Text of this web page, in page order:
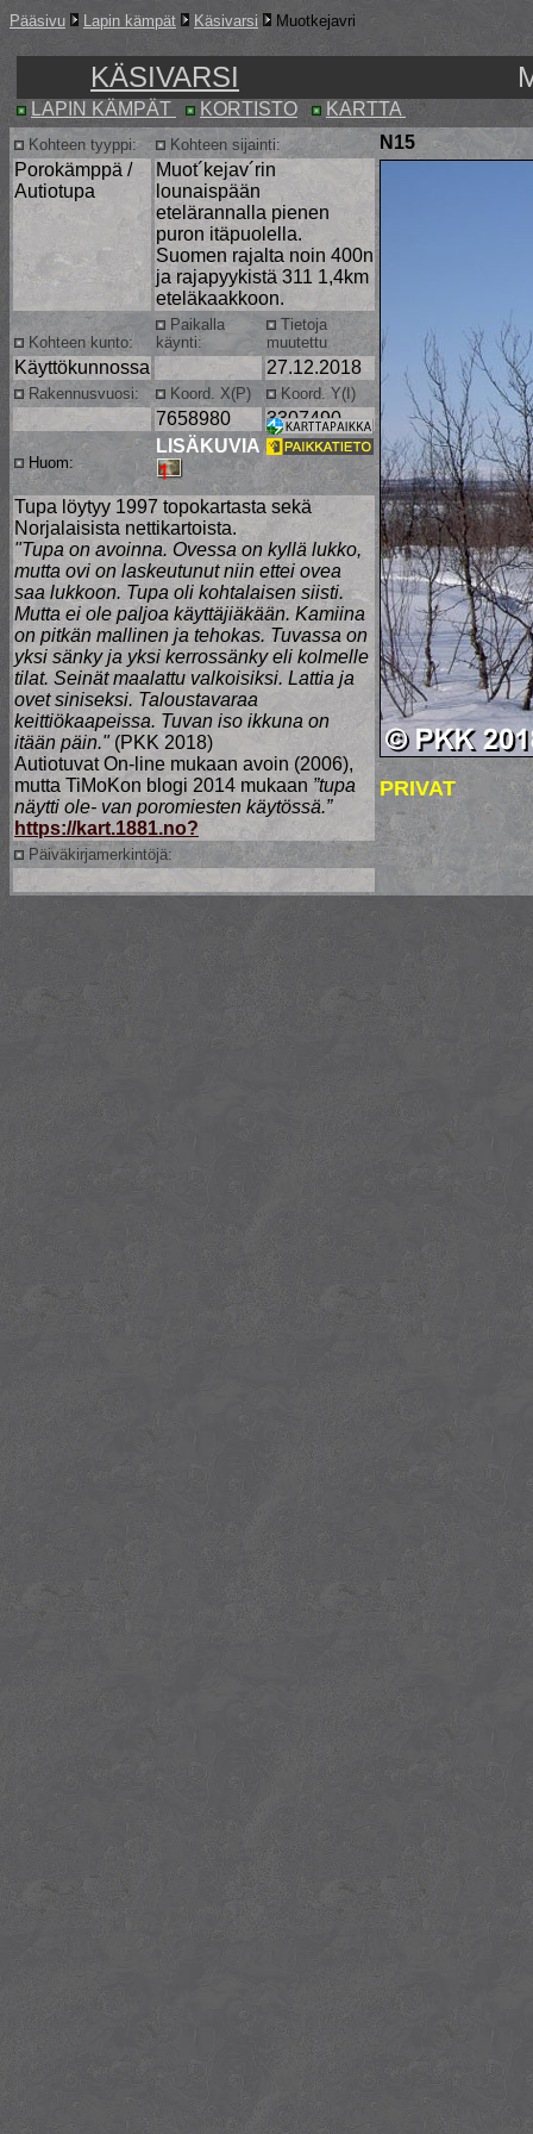
Pääsivu Lapin kämpät Käsivarsi Muotkejavri
KÄSIVARSI
LAPIN KÄMPÄT KORTISTO KARTTA
Kohteen tyyppi: Kohteen sijainti:
N15
Porokämppä /
Autiotupa
Muot´kejav´rin
lounaispään
etelärannalla pienen
puron itäpuolella.
Suomen rajalta noin 400n
ja rajapyykistä 311 1,4km
eteläkaakkoon.
PRIVAT
Kohteen kunto:
Paikalla
käynti:
Tietoja
muutettu
Käyttökunnossa 27.12.2018
Rakennusvuosi: Koord. X(P) Koord. Y(I)
7658980 3307490
Huom:
LISÄKUVIA
Tupa löytyy 1997 topokartasta sekä
Norjalaisista nettikartoista.
"Tupa on avoinna. Ovessa on kyllä lukko,
mutta ovi on laskeutunut niin ettei ovea
saa lukkoon. Tupa oli kohtalaisen siisti.
Mutta ei ole paljoa käyttäjiäkään. Kamiina
on pitkän mallinen ja tehokas. Tuvassa on
yksi sänky ja yksi kerrossänky eli kolmelle
tilat. Seinät maalattu valkoisiksi. Lattia ja
ovet siniseksi. Taloustavaraa
keittiökaapeissa. Tuvan iso ikkuna on
itään päin."(PKK 2018)
Autiotuvat On-line mukaan avoin (2006),
mutta TiMoKon blogi 2014 mukaan ”tupa
näytti ole- van poromiesten käytössä.”
https://kart.1881.no?
Päiväkirjamerkintöjä: